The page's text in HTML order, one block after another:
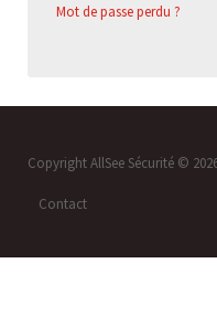
Mot de passe perdu ?
Copyright AllSee Sécurité ©
Contact